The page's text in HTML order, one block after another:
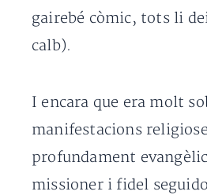
gairebé còmic, tots li
calb).
I encara que era molt
manifestacions
profundament
missioner i fidel